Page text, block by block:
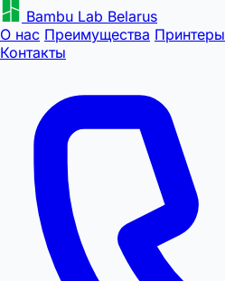
Bambu Lab Belarus
О нас Преимущества Принтеры
Контакты